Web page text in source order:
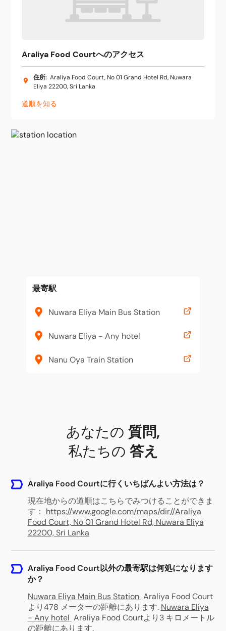
Araliya Food Courtへのアクセス
住所: Araliya Food Court, No 01 Grand Hotel Rd, Nuwara
Eliya 22200, Sri Lanka
道順を知る
最寄駅
Nuwara Eliya Main Bus Station
Nuwara Eliya - Any hotel
Nanu Oya Train Station
あなたの 質問,
私たちの 答え
Araliya Food Courtに行くいちばんよい方法は？
現在地からの道順はこちらでみつけることができま
す： https://www.google.com/maps/dir//Araliya
Food Court, No 01 Grand Hotel Rd, Nuwara Eliya
22200, Sri Lanka
Araliya Food Court以外の最寄駅は何処になります
か？
Nuwara Eliya Main Bus Station Araliya Food Court
より478 メーターの距離にあります. Nuwara Eliya
- Any hotel Araliya Food Courtより3 キロメートル
の距離にあります.